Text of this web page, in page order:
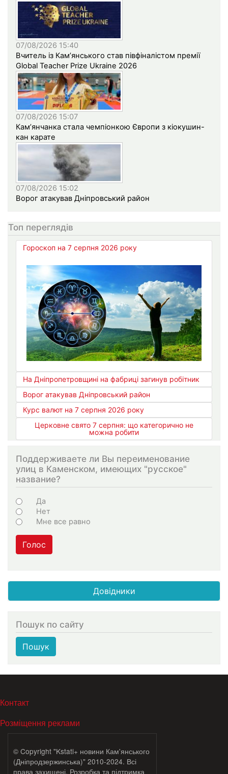
07/08/2026 15:40
Вчитель із Кам’янського став півфіналістом премії
Global Teacher Prize Ukraine 2026
07/08/2026 15:07
Кам’янчанка стала чемпіонкою Європи з кіокушин-
кан карате
07/08/2026 15:02
Ворог атакував Дніпровський район
Топ переглядів
Гороскоп на 7 серпня 2026 року
На Дніпропетровщині на фабриці загинув робітник
Ворог атакував Дніпровський район
Курс валют на 7 серпня 2026 року
Церковне свято 7 серпня: що категорично не
можна робити
Поддерживаете ли Вы переименование
улиц в Каменском, имеющих "русское"
название?
Варіанти
Да
Нет
Мне все равно
Голос
Довідники
Пошук по сайту
Пошук
МЕНЮ В ПОДВАЛЕ
Контакт
Розміщення реклами
© Copyright "Kstati+ новини Кам'янського
(Дніпродзержинська)" 2010-2024. Всі
права захищені. Розробка та підтримка